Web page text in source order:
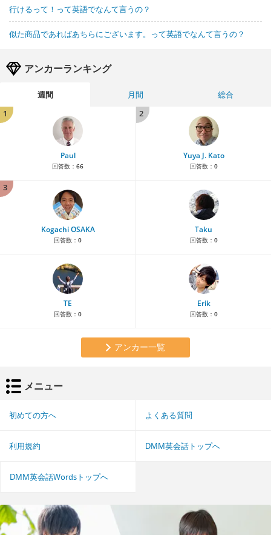
行けるって！って英語でなんて言うの？
似た商品であればあちらにございます。って英語でなんて言うの？
アンカーランキング
週間 月間
総合
1
Paul
回答数： 66
2
Yuya J. Kato
回答数： 0
3
Kogachi OSAKA
回答数： 0
Taku
回答数： 0
TE
回答数： 0
Erik
回答数： 0
アンカー一覧
メニュー
初めての方へ よくある質問
利用規約 DMM英会話トップへ
DMM英会話Wordsトップへ